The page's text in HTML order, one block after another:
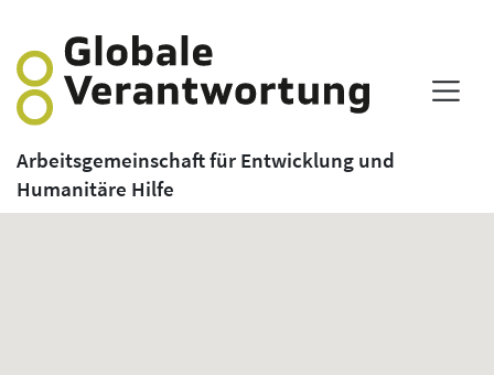
Arbeitsgemeinschaft für Entwicklung und
Humanitäre Hilfe